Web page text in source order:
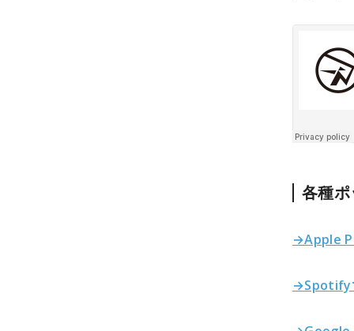
各種
→Apple
→Spotify